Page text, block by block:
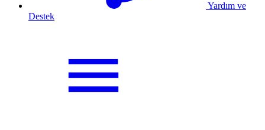
Yardım ve
Destek